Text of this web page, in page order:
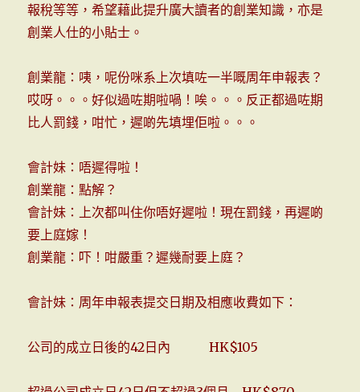
報稅等等，希望藉此提升廣大讀者的創業知識，亦是
創業人仕的小貼士。
創業龍：咦，呢份咪系上次填咗一半嘅周年申報表？
哎呀。。。好似過咗期啦喎！唉。。。反正都過咗期
比人罰錢，咁忙，遲啲先填埋佢啦。。。
會計妹：唔遲得啦！
創業龍：點解？
會計妹：上次都叫住你唔好遲啦！現在罰錢，再遲啲
要上庭嫁！
創業龍：吓！咁嚴重？遲幾耐要上庭？
會計妹：周年申報表提交日期及相應收費如下：
公司的成立日後的42日內 HK$105